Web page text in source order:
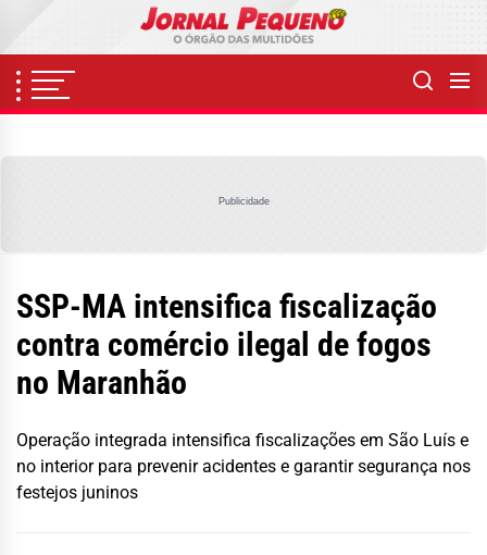
content
Publicidade
SSP-MA intensifica fiscalização
contra comércio ilegal de fogos
no Maranhão
Operação integrada intensifica fiscalizações em São Luís e
no interior para prevenir acidentes e garantir segurança nos
festejos juninos